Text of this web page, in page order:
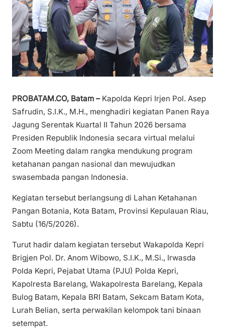
PROBATAM.CO, Batam – Kapolda Kepri Irjen Pol. Asep
Safrudin, S.I.K., M.H., menghadiri kegiatan Panen Raya
Jagung Serentak Kuartal II Tahun 2026 bersama
Presiden Republik Indonesia secara virtual melalui
Zoom Meeting dalam rangka mendukung program
ketahanan pangan nasional dan mewujudkan
swasembada pangan Indonesia.
Kegiatan tersebut berlangsung di Lahan Ketahanan
Pangan Botania, Kota Batam, Provinsi Kepulauan Riau,
Sabtu (16/5/2026).
Turut hadir dalam kegiatan tersebut Wakapolda Kepri
Brigjen Pol. Dr. Anom Wibowo, S.I.K., M.Si., Irwasda
Polda Kepri, Pejabat Utama (PJU) Polda Kepri,
Kapolresta Barelang, Wakapolresta Barelang, Kepala
Bulog Batam, Kepala BRI Batam, Sekcam Batam Kota,
Lurah Belian, serta perwakilan kelompok tani binaan
setempat.